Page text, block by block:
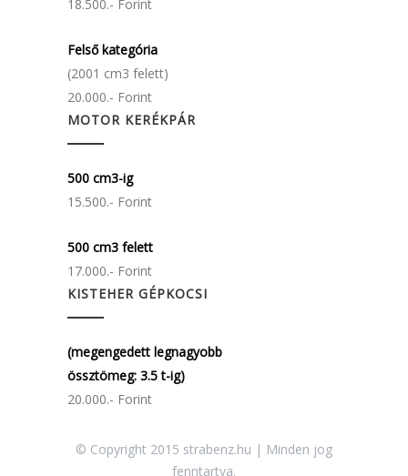
18.500.- Forint
Felső kategória
(2001 cm3 felett)
20.000.- Forint
MOTOR KERÉKPÁR
500 cm3-ig
15.500.- Forint
500 cm3 felett
17.000.- Forint
KISTEHER GÉPKOCSI
(megengedett legnagyobb
össztömeg: 3.5 t-ig)
20.000.- Forint
© Copyright 2015 strabenz.hu | Minden jog
fenntartva.